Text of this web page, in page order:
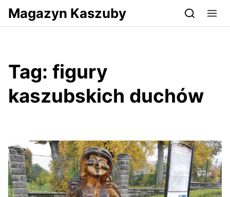
Przejdź do serwisu magazynkaszuby.pl
Magazyn Kaszuby
Tag: figury
kaszubskich duchów